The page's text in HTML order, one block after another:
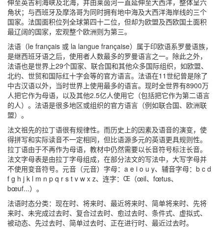
角状；与西班牙及摩洛哥为同时拥有地中海及大西洋海岸线的三个
国家。法国面积位列全球第四十二位，但却为欧盟及西欧国土面积
最辽阔的国家，宏观整个欧洲则为第三。
法语（le français 或 la langue française）属于印欧语系罗曼语族，
是继西班牙语之后，使用者人数最多的罗曼语言之一。除此之外，
法语也是世界上29个国家、联合国和其他众多国际组织，如欧盟、
北约、世贸和国际红十字会等的官方语言。法语在11世纪曾是除了
中古汉语以外，当时世界上使用最多的语言。现时全世界有8900万
人把它作为母语，以及其他2.5亿人使用它（包括把它作为第二语言
的人）。法语是很多地区或组织的官方语言（例如联合国、欧洲联
盟）。
法文祖先的拉丁语很有规律性。而历史上的因素及语音的演变，使
得拼写和实际读音不一定相同，但比语源多元的英语更具规则性。
拉丁语由于不再作为母语，教材中仍然需要以长音符号标注长音。
法文字母表是由拉丁字母组成，在部分法文的写法中，大写字母并
不使用变音符号。元音（元音）字母：a e i o u y、辅音字母：b c d
f g h j k l m n p q r s t v w x z、连字：Œ（œil、fœtus、
bœuf...）。
法语时态分类：现在时、将来时、最近将来时、简单将来时、先将
来时、未完成过去时、复合过去时、愈过去时、条件式、虚拟式、
被动态、先过去时、简单过去时、正在进行时、最近过去时。